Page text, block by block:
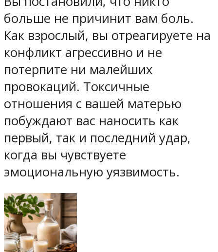
больше не причинит вам боль.
Как взрослый, вы отреагируете на
конфликт агрессивно и не
потерпите ни малейших
провокаций. Токсичные
отношения с вашей матерью
побуждают вас наносить как
первый, так и последний удар,
когда вы чувствуете
эмоциональную уязвимость.